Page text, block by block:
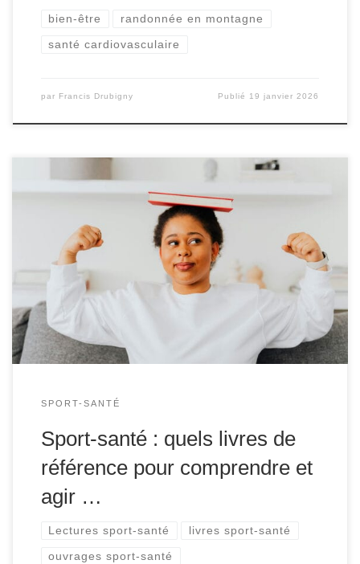
bien-être randonnée en montagne
santé cardiovasculaire
par Francis Drubigny Publié 19 janvier 2026
Le sport-santé occupe aujourd’hui une place centrale
dans les politiques de santé publique, les stratégies de
prévention et les pratiques professionnelles de terrain.
Face à la sédentarité, au vieillissement de la population et
à l’augmentation des maladies chroniques, l’activité
physique est reconnue comme un levier majeur de bien-
être et de […]
SPORT-SANTÉ
Sport-santé : quels livres de
référence pour comprendre et
agir …
Lectures sport-santé livres sport-santé
ouvrages sport-santé